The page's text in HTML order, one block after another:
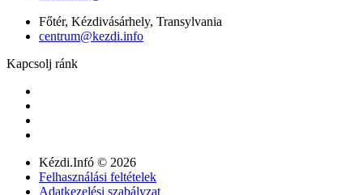
Főtér, Kézdivásárhely, Transylvania
centrum@kezdi.info
Kapcsolj ránk
Kézdi.Infó © 2026
Felhasználási feltételek
Adatkezelési szabályzat